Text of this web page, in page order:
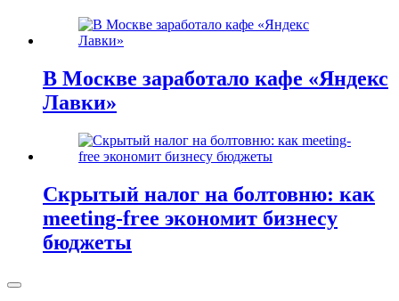
В Москве заработало кафе «Яндекс
Лавки»
Скрытый налог на болтовню: как
meeting-free экономит бизнесу
бюджеты